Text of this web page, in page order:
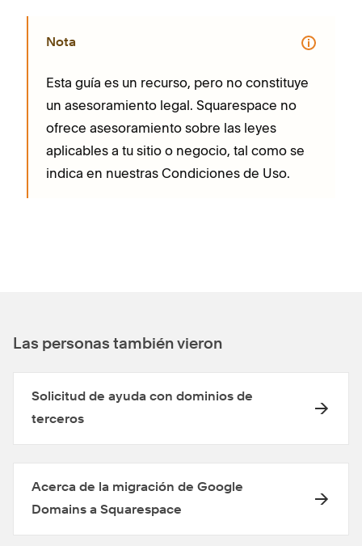
Nota
Esta guía es un recurso, pero no constituye
un asesoramiento legal. Squarespace no
ofrece asesoramiento sobre las leyes
aplicables a tu sitio o negocio, tal como se
indica en nuestras Condiciones de Uso.
Las personas también vieron
Solicitud de ayuda con dominios de
terceros
Acerca de la migración de Google
Domains a Squarespace